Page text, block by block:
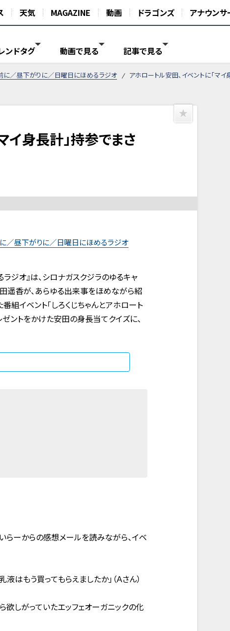
天気 MAGAZINE 動画 ドラゴンズ アナウンサ
ンドタグ 動画で見る 記事で見る
に／昼下がりに／日曜日にほめるラジオ アホロートル安田、イベントに「マ
イ身長計」持参でまさ
／昼下がりに／日曜日にほめるラジオ
ジオ』は、シロナガスクジラのゆるキャ
田遥香が、あらゆる出来事をほめながら紹
組イベント「しろくじちゃんとアホロート
ントをかけた安田の身長当てクイズに、
らーからの感想メールを読みながら、イベ
はもう買ってもらえましたか」（Ａさん）
しがっていたエッフェオーガニックの化